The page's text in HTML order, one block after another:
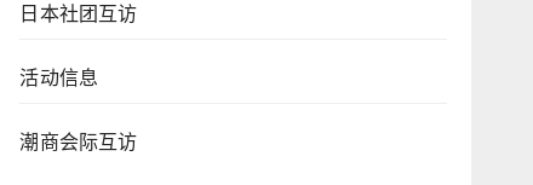
日本社团互访
活动信息
潮商会际互访